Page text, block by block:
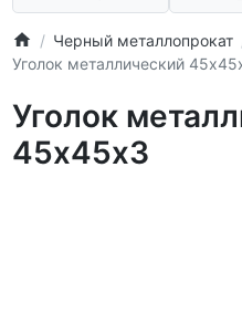
Черный металлопрокат
Уголок металлический
Уголок
45х45х3